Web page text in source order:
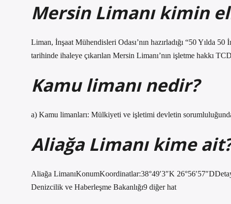
Mersin Limanı kimin
Liman, İnşaat Mühendisleri Odası’nın hazırladığı “50 Yılda
tarihinde ihaleye çıkarılan Mersin Limanı’nın işletme hakkı
Kamu limanı nedir?
a) Kamu limanları: Mülkiyeti ve işletimi devletin
Aliağa Limanı kime
Aliağa LimanıKonumKoordinatlar:38°49′3″K
Denizcilik ve Haberleşme Bakanlığı9 diğer hat